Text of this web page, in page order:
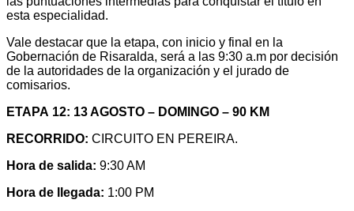
esta especialidad.
Vale destacar que la etapa, con inicio y final en la
Gobernación de Risaralda, será a las 9:30 a.m por decisión
de la autoridades de la organización y el jurado de
comisarios.
ETAPA 12: 13 AGOSTO – DOMINGO – 90 KM
RECORRIDO: CIRCUITO EN PEREIRA.
Hora de salida: 9:30 AM
Hora de llegada: 1:00 PM